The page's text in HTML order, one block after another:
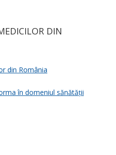
DIN
din România
în domeniul sănătății